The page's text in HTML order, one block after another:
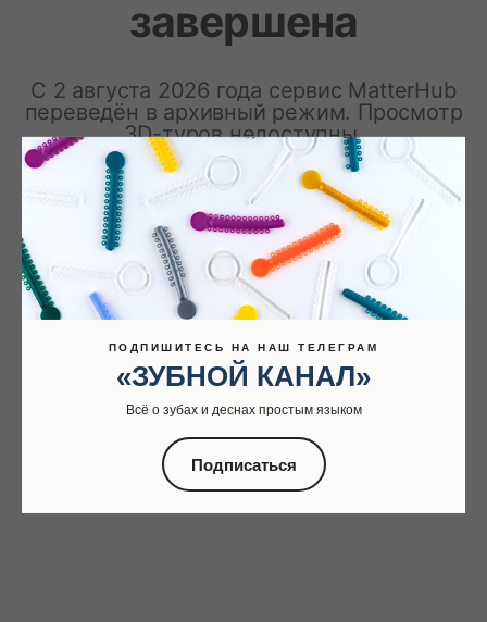
ПОДПИШИТЕСЬ НА НАШ ТЕЛЕГРАМ
«ЗУБНОЙ КАНАЛ»
Всё о зубах и деснах простым языком
Подписаться